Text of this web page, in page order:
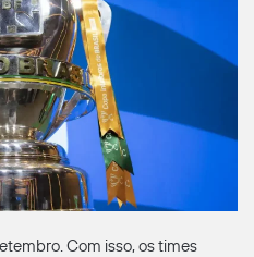
Com isso, os times